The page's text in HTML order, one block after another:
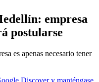
empresa
postularse
es apenas necesario tener
Discover y manténgase